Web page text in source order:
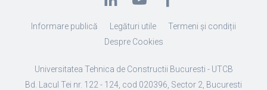
Informare publică Legături utile
Termeni și condiții
Despre Cookies
Universitatea Tehnica de Constructii Bucuresti - UTCB
Bd. Lacul Tei nr. 122 - 124, cod 020396, Sector 2, Bucuresti